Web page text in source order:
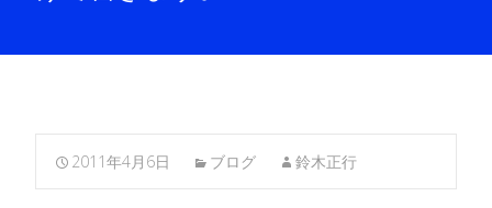
2011年4月6日 ブログ 鈴木正行